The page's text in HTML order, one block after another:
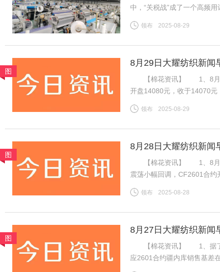
中，“关税战”成了一个高频
关税战到底影响几何？谁在
领布 2025-08-29
图
8月29日大耀纺织新闻
【棉花资讯】 1、8月28
开盘14080元，收于14070
期国内供应偏紧预期仍在，
领布 2025-08-29
图
8月28日大耀纺织新闻
【棉花资讯】 1、8月27
震荡小幅回调，CF2601合
下游棉纱市场交投一般，棉
领布 2025-08-28
图
8月27日大耀纺织新闻
【棉花资讯】 1、据了解
应2601合约疆内库销售基差